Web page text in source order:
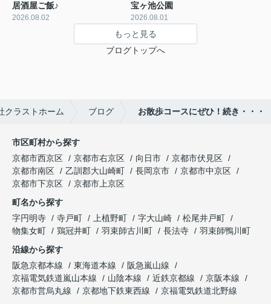
居酒屋ご飯♪
2026.08.02
宝ヶ池公園
2026.08.01
もっと見る
ブログトップへ
クラストホーム ブログ お散歩コースにぜひ！続き・・・
市区町村から探す
京都市西京区
京都市右京区 向日市
京都市伏見区
京都市南区
乙訓郡大山崎町 長岡京市
京都市中京区
京都市下京区
京都市上京区
町名から探す
字円明寺
寺戸町 上植野町 字大山崎
松尾井戸町
物集女町
鶏冠井町 羽束師古川町 長法寺
羽束師鴨川町
沿線から探す
阪急京都本線
東海道本線
阪急嵐山線
京福電気鉄道嵐山本線
山陰本線 近鉄京都線
京阪本線
京都市営烏丸線
京都地下鉄東西線
京福電気鉄道北野線